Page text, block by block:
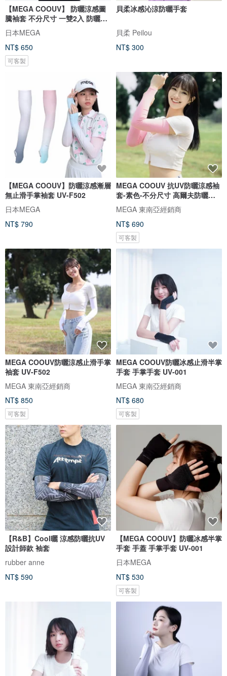
【MEGA COOUV】 防曬涼感圖
騰袖套 不分尺寸 一雙2入 防曬袖
套
日本MEGA
NT$ 650
可客製
貝柔冰感沁涼防曬手套
貝柔 Peilou
NT$ 300
【MEGA COOUV】防曬涼感漸層
無止滑手掌袖套 UV-F502
日本MEGA
NT$ 790
MEGA COOUV 抗UV防曬涼感袖
套-素色-不分尺寸 高爾夫防曬袖
套M501
MEGA 東南亞經銷商
NT$ 690
可客製
MEGA COOUV防曬涼感止滑手掌
袖套 UV-F502
MEGA 東南亞經銷商
NT$ 850
可客製
MEGA COOUV防曬冰感止滑半掌
手套 手掌手套 UV-001
MEGA 東南亞經銷商
NT$ 680
可客製
【R&B】Cool曬 涼感防曬抗UV
設計師款 袖套
rubber anne
NT$ 590
【MEGA COOUV】防曬冰感半掌
手套 手蓋 手掌手套 UV-001
日本MEGA
NT$ 530
可客製